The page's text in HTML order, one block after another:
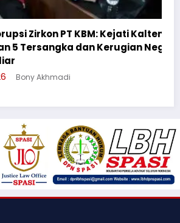
Zirkon PT KBM: Kejati Kalteng
dan Kerugian Negara
Akhmadi